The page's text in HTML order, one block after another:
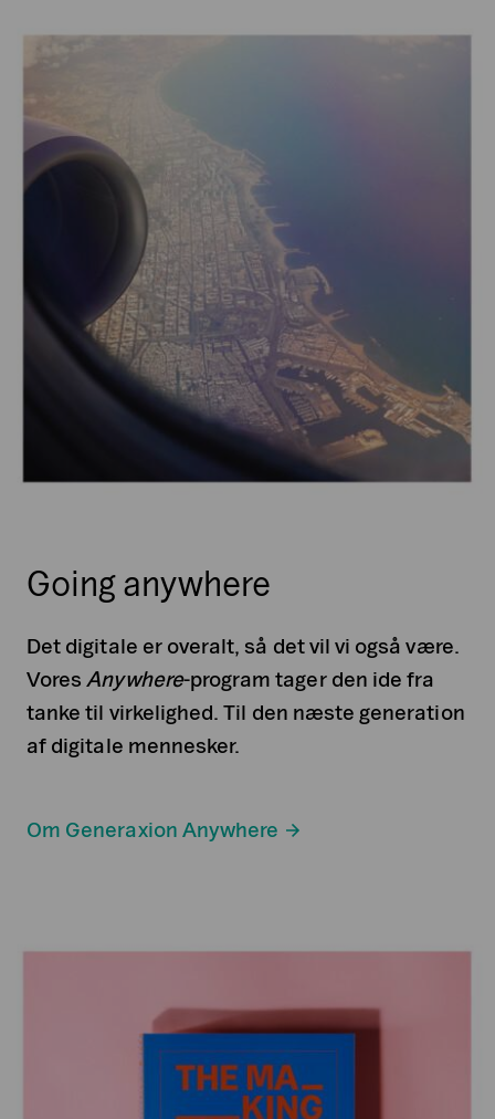
Going anywhere
Det digitale er overalt, så det vil vi også være.
Vores Anywhere-program tager den ide fra
tanke til virkelighed. Til den næste generation
af digitale mennesker.
Om Generaxion Anywhere